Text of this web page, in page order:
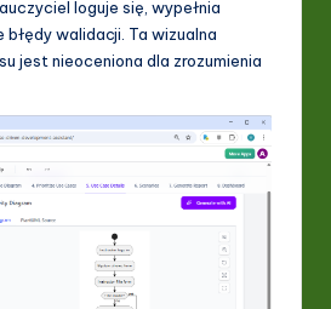
loguje się, wypełnia
błędy walidacji. Ta wizualna
jest nieoceniona dla zrozumienia